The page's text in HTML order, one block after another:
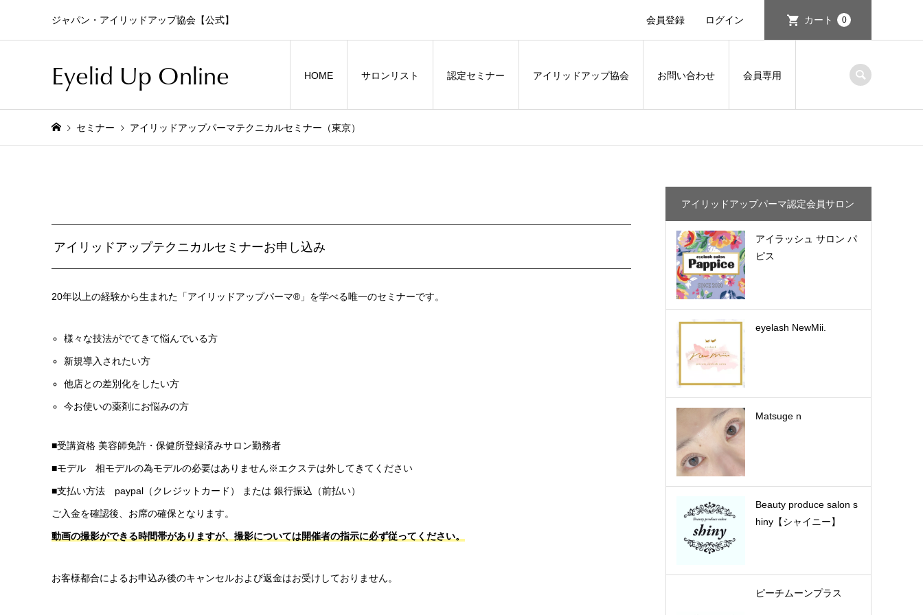
ジャパン・アイリッドアップ協会【公式】 会員登録 ログイン カート 0
Eyelid Up Online HOME サロンリスト 認定セミナー アイリッドアップ協会 お問い合わせ 会員専用
セミナー アイリッドアップパーマテクニカルセミナー（東京）
アイリッドアップテクニカルセミナーお申し込み
20年以上の経験から生まれた「アイリッドアップパーマ®」を学べる唯一のセミナーです。
様々な技法がでてきて悩んでいる方
新規導入されたい方
他店との差別化をしたい方
今お使いの薬剤にお悩みの方
■受講資格 美容師免許・保健所登録済みサロン勤務者
■モデル 相モデルの為モデルの必要はありません※エクステは外してきてください
■支払い方法 paypal（クレジットカード） または 銀行振込（前払い）
ご入金を確認後、お席の確保となります。
動画の撮影ができる時間帯がありますが、撮影については開催者の指示に必ず従ってください。
お客様都合によるお申込み後のキャンセルおよび返金はお受けしておりません。
アイリッドアップパーマ認定会員サロン
アイラッシュ サロン パ
ピス
eyelash NewMii.
Matsuge n
Beauty produce salon s
hiny【シャイニー】
ピーチムーンプラス